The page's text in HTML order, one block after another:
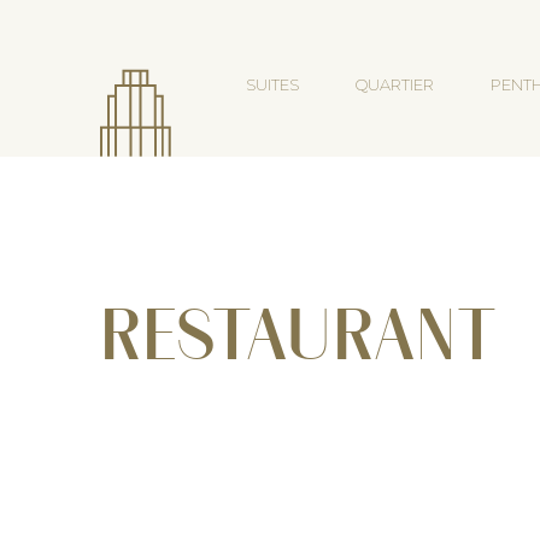
SUITES QUARTIER
RESTAURANT